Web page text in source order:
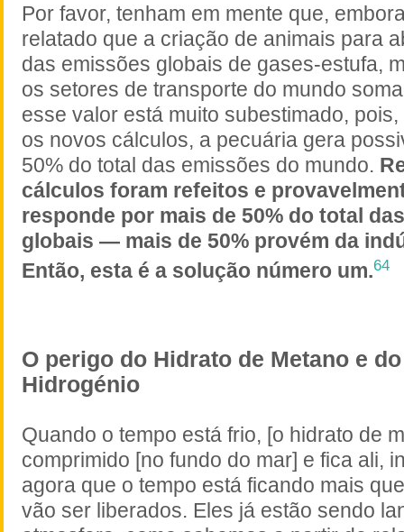
Por favor, tenham em mente que,
relatado que a criação de animais para
das emissões globais de gases-estufa,
os setores de transporte do mundo
esse valor está muito subestimado,
os novos cálculos, a pecuária gera
50% do total das emissões do mundo.
cálculos foram refeitos e
responde por mais de 50% do total
globais — mais de 50% provém da
Então, esta é a solução número um.64
O perigo do Hidrato de Metano e
Hidrogénio
Quando o tempo está frio, [o hidrato de
comprimido [no fundo do mar] e fica ali,
agora que o tempo está ficando mais
vão ser liberados. Eles já estão sendo